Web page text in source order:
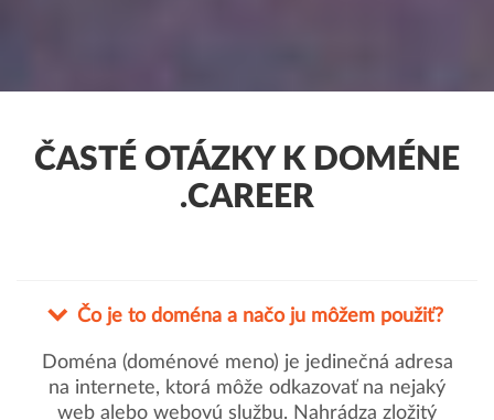
ČASTÉ OTÁZKY K DOMÉNE
.CAREER
Čo je to doména a načo ju môžem použiť?
Doména (doménové meno) je jedinečná adresa
na internete, ktorá môže odkazovať na nejaký
web alebo webovú službu. Nahrádza zložitý